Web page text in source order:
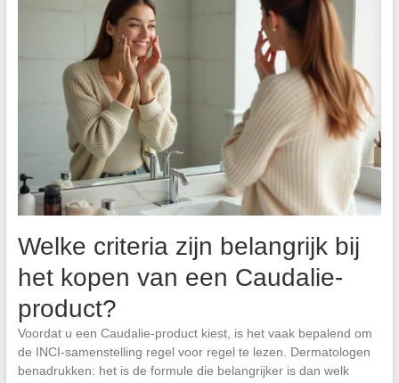
Welke criteria zijn belangrijk bij
het kopen van een Caudalie-
product?
Voordat u een Caudalie-product kiest, is het vaak bepalend om
de INCI-samenstelling regel voor regel te lezen. Dermatologen
benadrukken: het is de formule die belangrijker is dan welk